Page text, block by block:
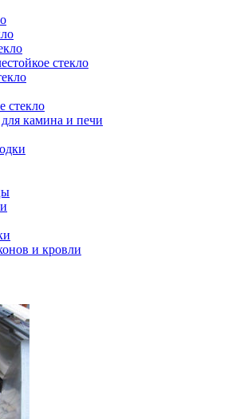
стекло
стекло
камина и печи
и кровли